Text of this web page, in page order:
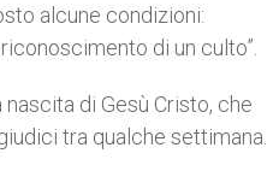
alcune condizioni:
di un culto”.
di Gesù Cristo, che
tra qualche settimana.